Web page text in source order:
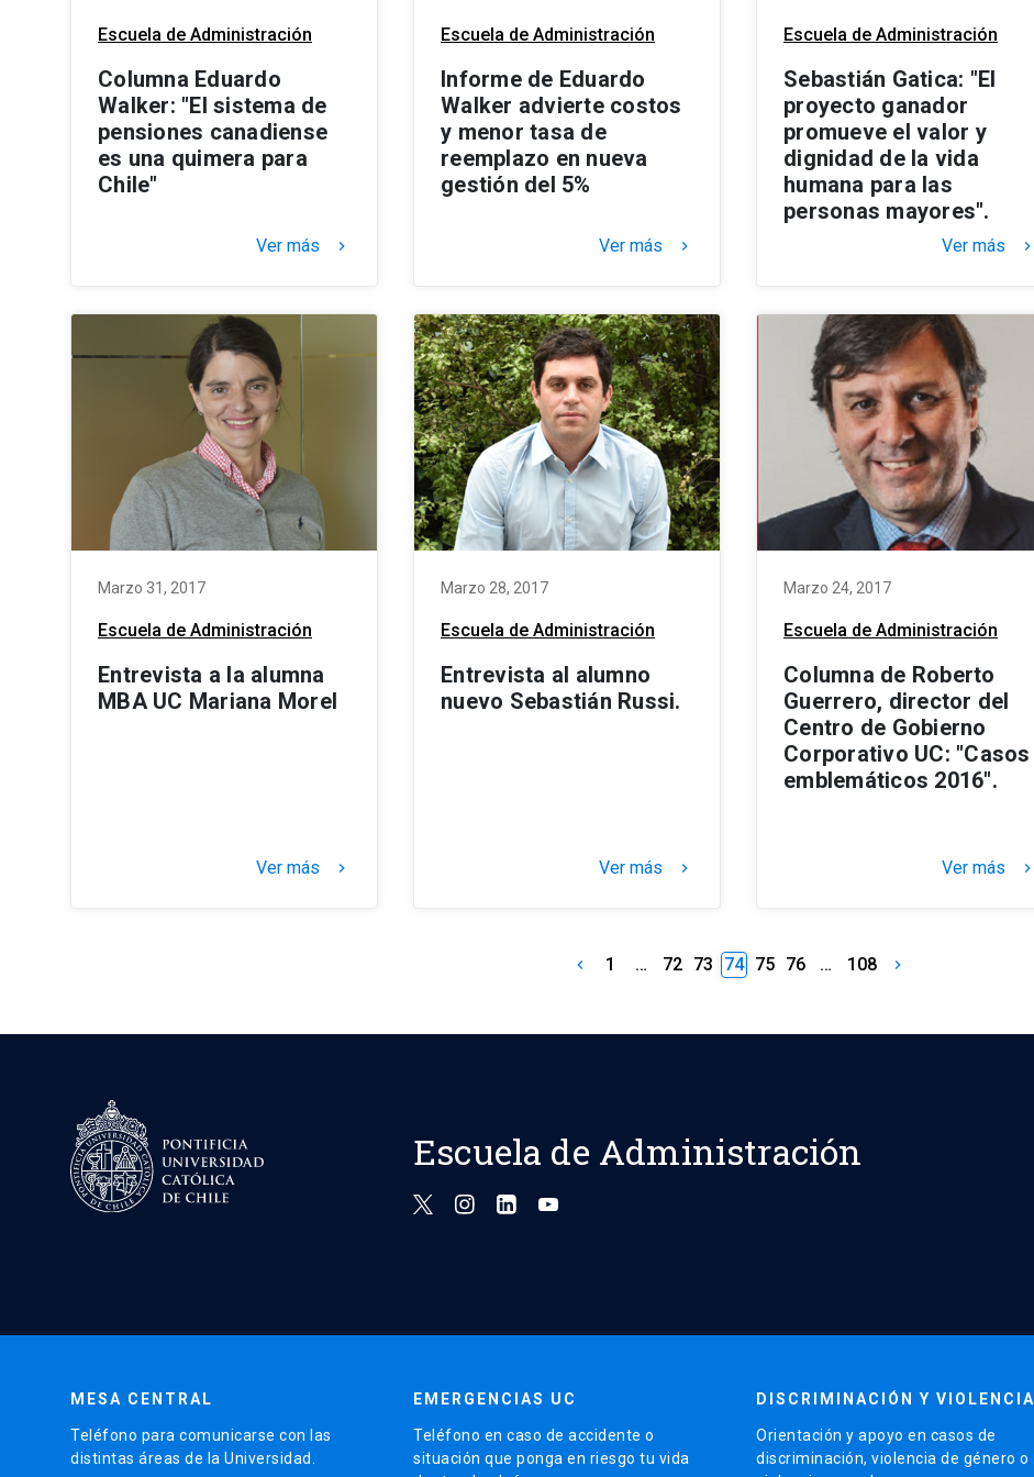
Escuela de Administración
Columna Eduardo
Walker: "El sistema de
pensiones canadiense
es una quimera para
Chile"
Ver más keyboard_arrow_right
Escuela de Administración
Informe de Eduardo
Walker advierte costos
y menor tasa de
reemplazo en nueva
gestión del 5%
Ver más keyboard_arrow_right
Escuela de Administración
Sebastián Gatica: "El
proyecto ganador
promueve el valor y
dignidad de la vida
humana para las
personas mayores".
Ver más keyboard_arrow_right
Marzo 31, 2017
Escuela de Administración
Entrevista a la alumna
MBA UC Mariana Morel
Ver más keyboard_arrow_right
Marzo 28, 2017
Escuela de Administración
Entrevista al alumno
nuevo Sebastián Russi.
Ver más keyboard_arrow_right
Marzo 24, 2017
Escuela de Administración
Columna de Roberto
Guerrero, director del
Centro de Gobierno
Corporativo UC: "Casos
emblemáticos 2016".
Ver más keyboard_arrow_right
keyboard_arrow_left 1 … 72 73 74 75 76 … 108 keyboard_arrow_right
Escuela de Administración
MESA CENTRAL
Teléfono para comunicarse con las
distintas áreas de la Universidad.
EMERGENCIAS UC
Teléfono en caso de accidente o
situación que ponga en riesgo tu vida
DISCRIMINACIÓN Y VIOLENCIA
Orientación y apoyo en casos de
discriminación, violencia de género o